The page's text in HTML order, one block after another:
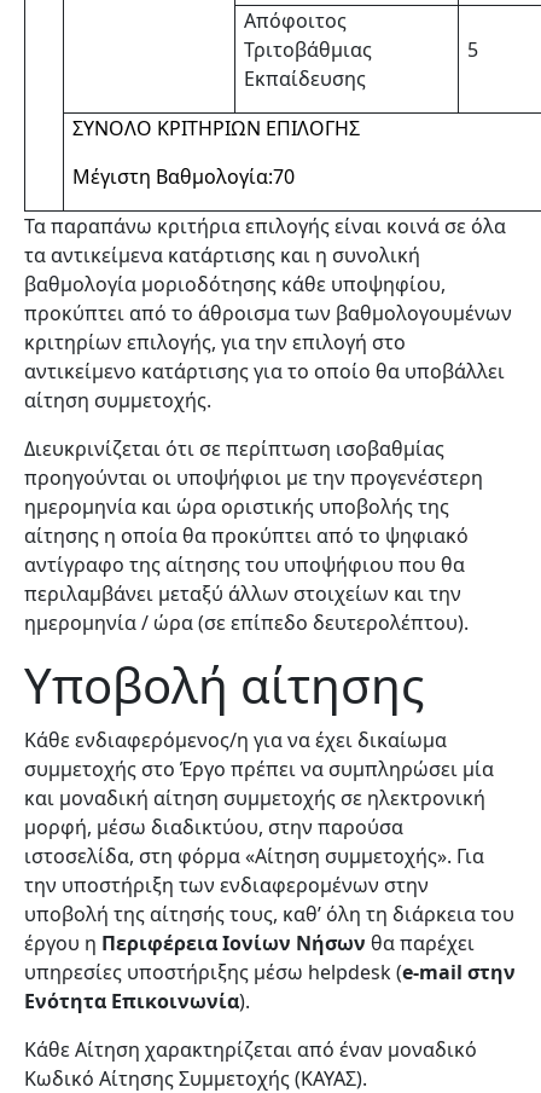
Απόφοιτος
Τριτοβάθμιας
Εκπαίδευσης
5
ΣΥΝΟΛΟ ΚΡΙΤΗΡΙΩΝ ΕΠΙΛΟΓΗΣ
Μέγιστη Βαθμολογία:70
Τα παραπάνω κριτήρια επιλογής είναι κοινά σε όλα
τα αντικείμενα κατάρτισης και η συνολική
βαθμολογία μοριοδότησης κάθε υποψηφίου,
προκύπτει από το άθροισμα των βαθμολογουμένων
κριτηρίων επιλογής, για την επιλογή στο
αντικείμενο κατάρτισης για το οποίο θα υποβάλλει
αίτηση συμμετοχής.
Διευκρινίζεται ότι σε περίπτωση ισοβαθμίας
προηγούνται οι υποψήφιοι με την προγενέστερη
ημερομηνία και ώρα οριστικής υποβολής της
αίτησης η οποία θα προκύπτει από το ψηφιακό
αντίγραφο της αίτησης του υποψήφιου που θα
περιλαμβάνει μεταξύ άλλων στοιχείων και την
ημερομηνία / ώρα (σε επίπεδο δευτερολέπτου).
Υποβολή αίτησης
Κάθε ενδιαφερόμενος/η για να έχει δικαίωμα
συμμετοχής στο Έργο πρέπει να συμπληρώσει μία
και μοναδική αίτηση συμμετοχής σε ηλεκτρονική
μορφή, μέσω διαδικτύου, στην παρούσα
ιστοσελίδα, στη φόρμα «Αίτηση συμμετοχής». Για
την υποστήριξη των ενδιαφερομένων στην
υποβολή της αίτησής τους, καθ’ όλη τη διάρκεια του
έργου η Περιφέρεια Ιονίων Νήσων θα παρέχει
υπηρεσίες υποστήριξης μέσω helpdesk (e-mail στην
Ενότητα Επικοινωνία).
Κάθε Αίτηση χαρακτηρίζεται από έναν μοναδικό
Κωδικό Αίτησης Συμμετοχής (ΚΑΥΑΣ).